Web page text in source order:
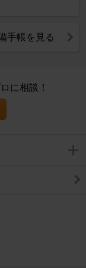
手帳を見る
に相談！